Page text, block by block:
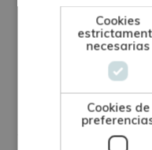
Cómo
perro
Tal y como
adultos que no han
Cookies
necesarias
Cookies de